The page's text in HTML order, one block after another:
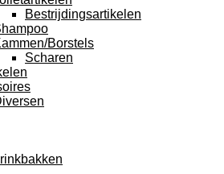
Bestrijdingsartikelen
Borstels
Scharen